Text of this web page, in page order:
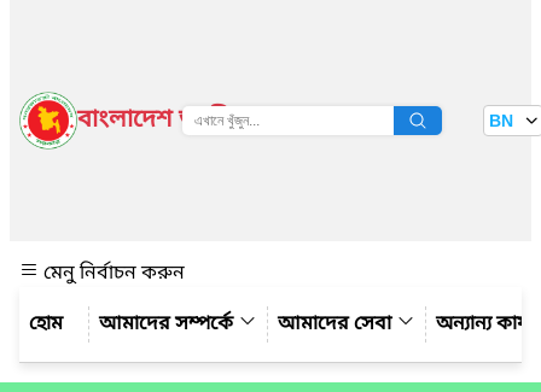
বাংলাদেশ জাতীয় তথ্য বাতায়ন BN
মেনু নির্বাচন করুন
আমাদের সম্পর্কে
আমাদের সেবা অন্যান্য